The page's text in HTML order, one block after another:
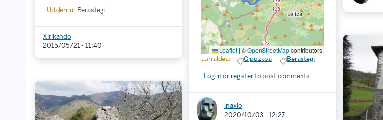
Udalerria: Berastegi
Xirikando
2015/05/21 - 11:40
Leaflet | ©OpenStreetMapcontributors
Lurraldea:
Gipuzkoa Berastegi
Log in or registerto post comments
inaxio
2020/10/03 - 12:27